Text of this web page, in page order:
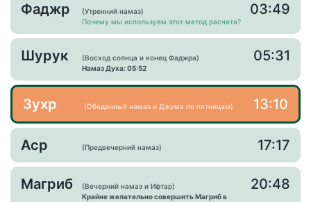
Фаджр
(Утренний намаз)
Почему мы используем этот метод расчета?
03:49
Шурук
(Восход солнца и конец Фаджра)
Намаз Духа: 05:52
05:31
Зухр (Обеденный намаз и Джума по пятницам) 13:10
Аср (Предвечерний намаз) 17:17
Магриб
(Вечерний намаз и Ифтар)
Крайне желательно совершить Магриб в
20:48